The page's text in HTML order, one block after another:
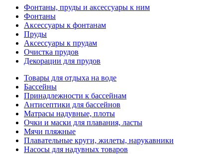
Фонтаны, пруды и аксессуары к ним
Фонтаны
Аксессуары к фонтанам
Пруды
Аксессуары к прудам
Очистка прудов
Декорации для прудов
Товары для отдыха на воде
Бассейны
Принадлежности к бассейнам
Антисептики для бассейнов
Матраcы надувные, плоты
Очки и маски для плавания, ласты
Мячи пляжные
Плавательные круги, жилеты, нарукавники
Насосы для надувных товаров